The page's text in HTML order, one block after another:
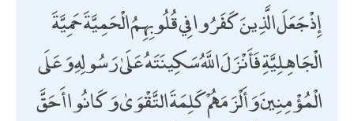
إِذْ جَعَلَ الَّذِينَ كَفَرُوا فِي قُلُوبِهِمُ الْحَمِيَّةَ حَمِيَّةَ
الْجَاهِلِيَّةِ فَأَنْزَلَ اللَّهُ سَكِينَتَهُ عَلَىٰ رَسُولِهِ وَعَلَى
الْمُؤْمِنِينَ وَأَلْزَمَهُمْ كَلِمَةَ التَّقْوَىٰ وَكَانُوا أَحَقَّ